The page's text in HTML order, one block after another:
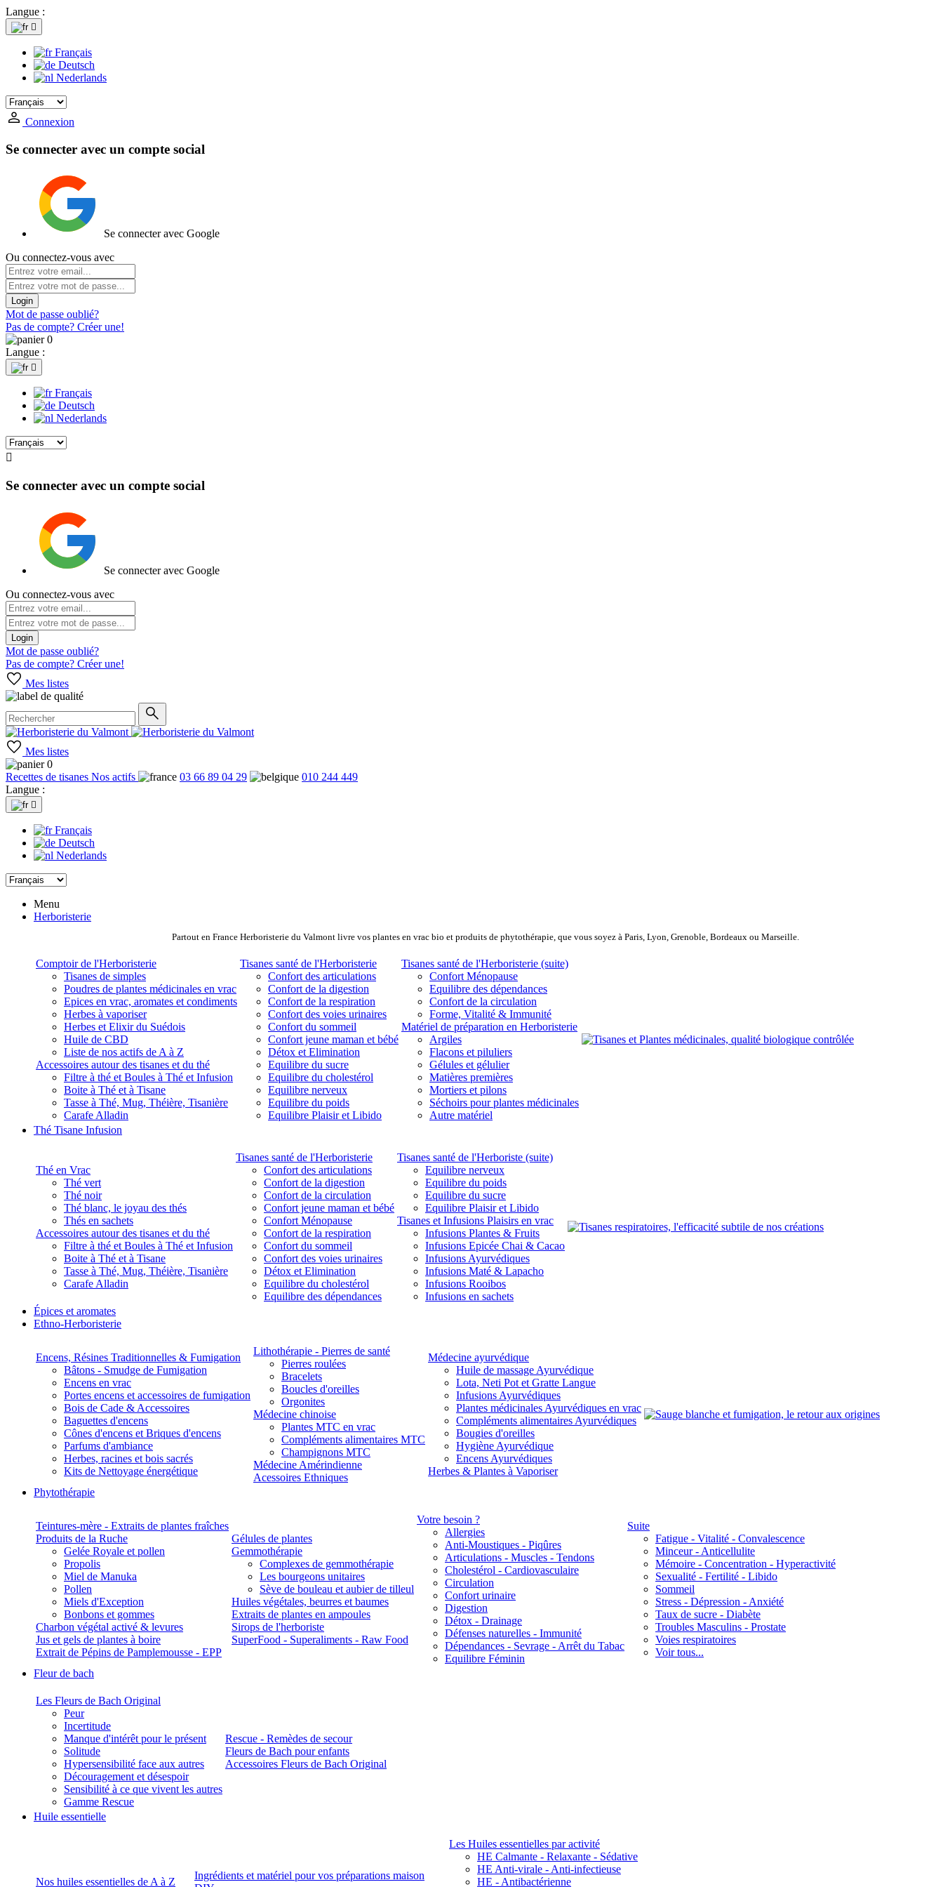
Langue :

Français
Deutsch
Nederlands
Connexion
Se connecter avec un compte social
Se connecter avec Google
Ou connectez-vous avec
Login
Mot de passe oublié?
Pas de compte? Créer une!
0
Langue :

Français
Deutsch
Nederlands

Se connecter avec un compte social
Se connecter avec Google
Ou connectez-vous avec
Login
Mot de passe oublié?
Pas de compte? Créer une!
Mes listes
Mes listes
0
Recettes de tisanes Nos actifs 03 66 89 04 29
010 244 449
Langue :

Français
Deutsch
Nederlands
Menu
Herboristerie
Partout en France Herboristerie du Valmont livre vos plantes en vrac bio et produits de phytothérapie, que vous soyez à Paris, Lyon, Grenoble, Bordeaux ou Marseille.
Comptoir de l'Herboristerie
Tisanes de simples
Poudres de plantes médicinales en vrac
Epices en vrac, aromates et condiments
Herbes à vaporiser
Herbes et Elixir du Suédois
Huile de CBD
Liste de nos actifs de A à Z
Accessoires autour des tisanes et du thé
Filtre à thé et Boules à Thé et Infusion
Boite à Thé et à Tisane
Tasse à Thé, Mug, Théière, Tisanière
Carafe Alladin
Tisanes santé de l'Herboristerie
Confort des articulations
Confort de la digestion
Confort de la respiration
Confort des voies urinaires
Confort du sommeil
Confort jeune maman et bébé
Détox et Elimination
Equilibre du sucre
Equilibre du cholestérol
Equilibre nerveux
Equilibre du poids
Equilibre Plaisir et Libido
Tisanes santé de l'Herboristerie (suite)
Confort Ménopause
Equilibre des dépendances
Confort de la circulation
Forme, Vitalité & Immunité
Matériel de préparation en Herboristerie
Argiles
Flacons et piluliers
Gélules et gélulier
Matières premières
Mortiers et pilons
Séchoirs pour plantes médicinales
Autre matériel
Thé Tisane Infusion
Thé en Vrac
Thé vert
Thé noir
Thé blanc, le joyau des thés
Thés en sachets
Accessoires autour des tisanes et du thé
Filtre à thé et Boules à Thé et Infusion
Boite à Thé et à Tisane
Tasse à Thé, Mug, Théière, Tisanière
Carafe Alladin
Tisanes santé de l'Herboristerie
Confort des articulations
Confort de la digestion
Confort de la circulation
Confort jeune maman et bébé
Confort Ménopause
Confort de la respiration
Confort du sommeil
Confort des voies urinaires
Détox et Elimination
Equilibre du cholestérol
Equilibre des dépendances
Tisanes santé de l'Herboriste (suite)
Equilibre nerveux
Equilibre du poids
Equilibre du sucre
Equilibre Plaisir et Libido
Tisanes et Infusions Plaisirs en vrac
Infusions Plantes & Fruits
Infusions Epicée Chai & Cacao
Infusions Ayurvédiques
Infusions Maté & Lapacho
Infusions Rooibos
Infusions en sachets
Épices et aromates
Ethno-Herboristerie
Encens, Résines Traditionnelles & Fumigation
Bâtons - Smudge de Fumigation
Encens en vrac
Portes encens et accessoires de fumigation
Bois de Cade & Accessoires
Baguettes d'encens
Cônes d'encens et Briques d'encens
Parfums d'ambiance
Herbes, racines et bois sacrés
Kits de Nettoyage énergétique
Lithothérapie - Pierres de santé
Pierres roulées
Bracelets
Boucles d'oreilles
Orgonites
Médecine chinoise
Plantes MTC en vrac
Compléments alimentaires MTC
Champignons MTC
Médecine Amérindienne
Acessoires Ethniques
Médecine ayurvédique
Huile de massage Ayurvédique
Lota, Neti Pot et Gratte Langue
Infusions Ayurvédiques
Plantes médicinales Ayurvédiques en vrac
Compléments alimentaires Ayurvédiques
Bougies d'oreilles
Hygiène Ayurvédique
Encens Ayurvédiques
Herbes & Plantes à Vaporiser
Phytothérapie
Teintures-mère - Extraits de plantes fraîches
Produits de la Ruche
Gelée Royale et pollen
Propolis
Miel de Manuka
Pollen
Miels d'Exception
Bonbons et gommes
Charbon végétal activé & levures
Jus et gels de plantes à boire
Extrait de Pépins de Pamplemousse - EPP
Gélules de plantes
Gemmothérapie
Complexes de gemmothérapie
Les bourgeons unitaires
Sève de bouleau et aubier de tilleul
Huiles végétales, beurres et baumes
Extraits de plantes en ampoules
Sirops de l'herboriste
SuperFood - Superaliments - Raw Food
Votre besoin ?
Allergies
Anti-Moustiques - Piqûres
Articulations - Muscles - Tendons
Cholestérol - Cardiovasculaire
Circulation
Confort urinaire
Digestion
Détox - Drainage
Défenses naturelles - Immunité
Dépendances - Sevrage - Arrêt du Tabac
Equilibre Féminin
Suite
Fatigue - Vitalité - Convalescence
Minceur - Anticellulite
Mémoire - Concentration - Hyperactivité
Sexualité - Fertilité - Libido
Sommeil
Stress - Dépression - Anxiété
Taux de sucre - Diabète
Troubles Masculins - Prostate
Voies respiratoires
Voir tous...
Fleur de bach
Les Fleurs de Bach Original
Peur
Incertitude
Manque d'intérêt pour le présent
Solitude
Hypersensibilité face aux autres
Découragement et désespoir
Sensibilité à ce que vivent les autres
Gamme Rescue
Rescue - Remèdes de secour
Fleurs de Bach pour enfants
Accessoires Fleurs de Bach Original
Huile essentielle
Nos huiles essentielles de A à Z
Ingrédients et matériel pour vos préparations maison
Les Huiles essentielles par activité
HE Calmante - Relaxante - Sédative
HE Anti-virale - Anti-infectieuse
HE - Antibactérienne